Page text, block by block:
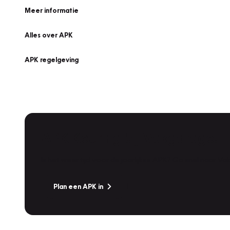
Meer informatie
Alles over APK
APK regelgeving
Plan een APK in